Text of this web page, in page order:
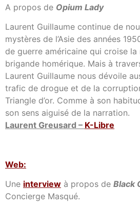
A propos de Opium Lady
Laurent Guillaume continue de
mystères de l’Asie des années
de guerre américaine qui croise la
brigande homérique. Mais à
Laurent Guillaume nous dévoile
trafic de drogue et de la
Triangle d’or. Comme à son
son sens aiguisé de la narration.
Laurent Greusard – K-Libre
Web:
Une interview à propos de Black
Concierge Masqué.